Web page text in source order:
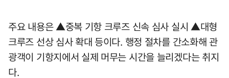
주요 내용은 ▲중복 기항 크루즈 신속 심사 실시 ▲대형
크루즈 선상 심사 확대 등이다. 행정 절차를 간소화해 관
광객이 기항지에서 실제 머무는 시간을 늘리겠다는 취지
다.